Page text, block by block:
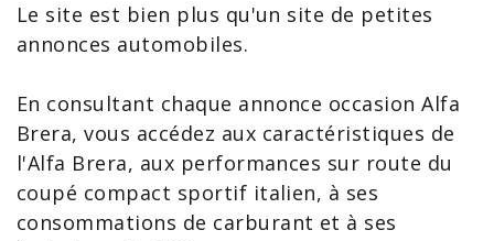
Le site est bien plus qu'un site de petites
annonces automobiles.
En consultant chaque annonce occasion Alfa
Brera, vous accédez aux caractéristiques de
l'Alfa Brera, aux performances sur route du
coupé compact sportif italien, à ses
consommations de carburant et à ses